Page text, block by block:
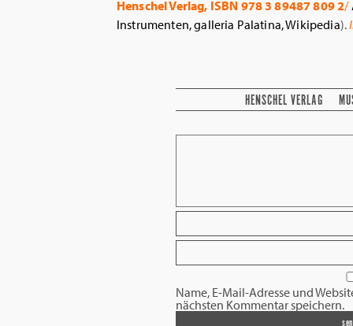
Henschel Verlag, ISBN 978 3 89487 809 2/
Instrumenten, galleria Palatina, Wikipedia).
HENSCHEL VERLAG
Name, E-Mail-Adresse und
nächsten Kommentar speichern.